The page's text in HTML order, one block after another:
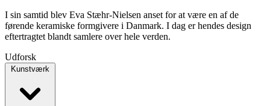
I sin samtid blev Eva Stæhr-Nielsen anset for at være en af de
førende keramiske formgivere i Danmark. I dag er hendes design
eftertragtet blandt samlere over hele verden.
Udforsk